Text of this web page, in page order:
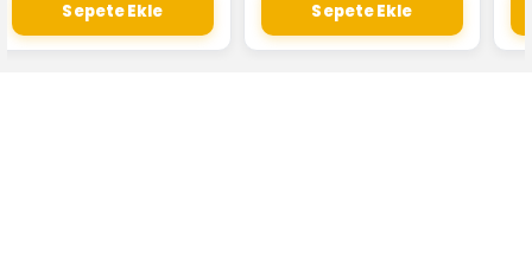
Sepete Ekle Sepete Ekle